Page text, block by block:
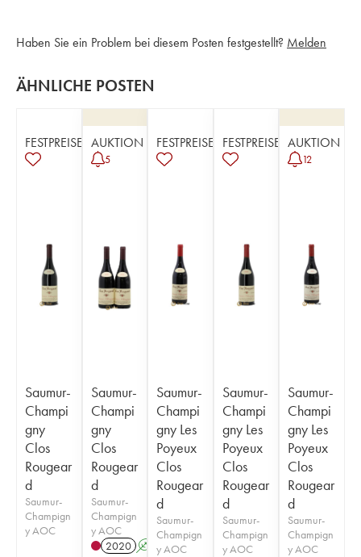
Haben Sie ein Problem bei diesem Posten festgestellt? Melden
ÄHNLICHE POSTEN
FESTPREISE
Saumur-
Champi
gny
Clos
Rougear
d
Saumur-
Champign
y AOC
AUKTION
5
Saumur-
Champi
gny
Clos
Rougear
d
Saumur-
Champign
y AOC
2020 A
FESTPREISE
Saumur-
Champi
gny Les
Poyeux
Clos
Rougear
d
Saumur-
Champign
y AOC
FESTPREISE
Saumur-
Champi
gny Les
Poyeux
Clos
Rougear
d
Saumur-
Champign
y AOC
AUKTION
12
Saumur-
Champi
gny Les
Poyeux
Clos
Rougear
d
Saumur-
Champign
y AOC